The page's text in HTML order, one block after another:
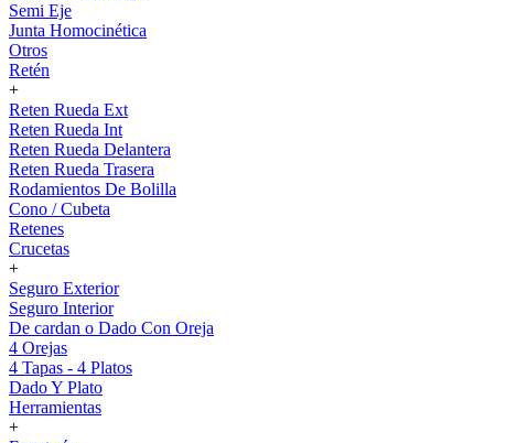
Semi Eje
Junta Homocinética
Otros
Retén
+
Reten Rueda Ext
Reten Rueda Int
Reten Rueda Delantera
Reten Rueda Trasera
Rodamientos De Bolilla
Cono / Cubeta
Retenes
Crucetas
+
Seguro Exterior
Seguro Interior
De cardan o Dado Con Oreja
4 Orejas
4 Tapas - 4 Platos
Dado Y Plato
Herramientas
+